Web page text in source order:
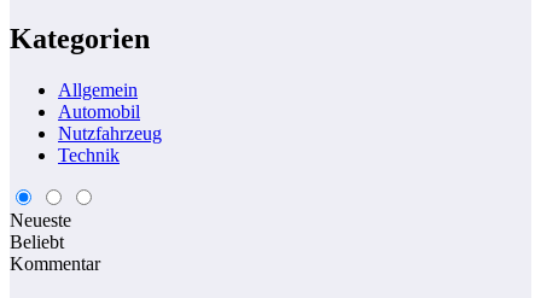
Kategorien
Allgemein
Automobil
Nutzfahrzeug
Technik
Neueste
Beliebt
Kommentar